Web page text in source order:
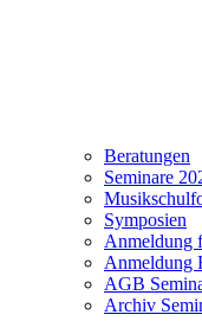
Beratungen
Seminare
Symposien
Anmeldung
Anmeldung
AGB
Archiv